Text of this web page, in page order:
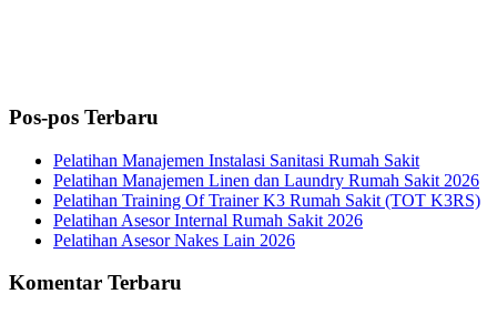
Pos-pos Terbaru
Pelatihan Manajemen Instalasi Sanitasi Rumah Sakit
Pelatihan Manajemen Linen dan Laundry Rumah Sakit 2026
Pelatihan Training Of Trainer K3 Rumah Sakit (TOT K3RS)
Pelatihan Asesor Internal Rumah Sakit 2026
Pelatihan Asesor Nakes Lain 2026
Komentar Terbaru